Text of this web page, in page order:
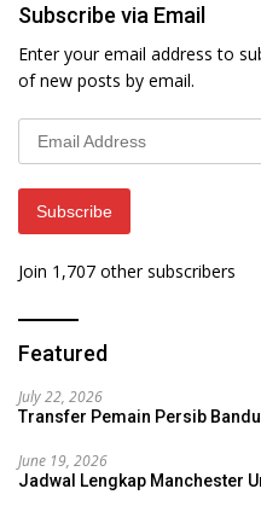
Subscribe via Email
Enter your email address to
of new posts by email.
Subscribe
Join 1,707 other subscribers
Featured
July 22, 2026
Transfer Pemain Persib
June 19, 2026
Jadwal Lengkap Manchester